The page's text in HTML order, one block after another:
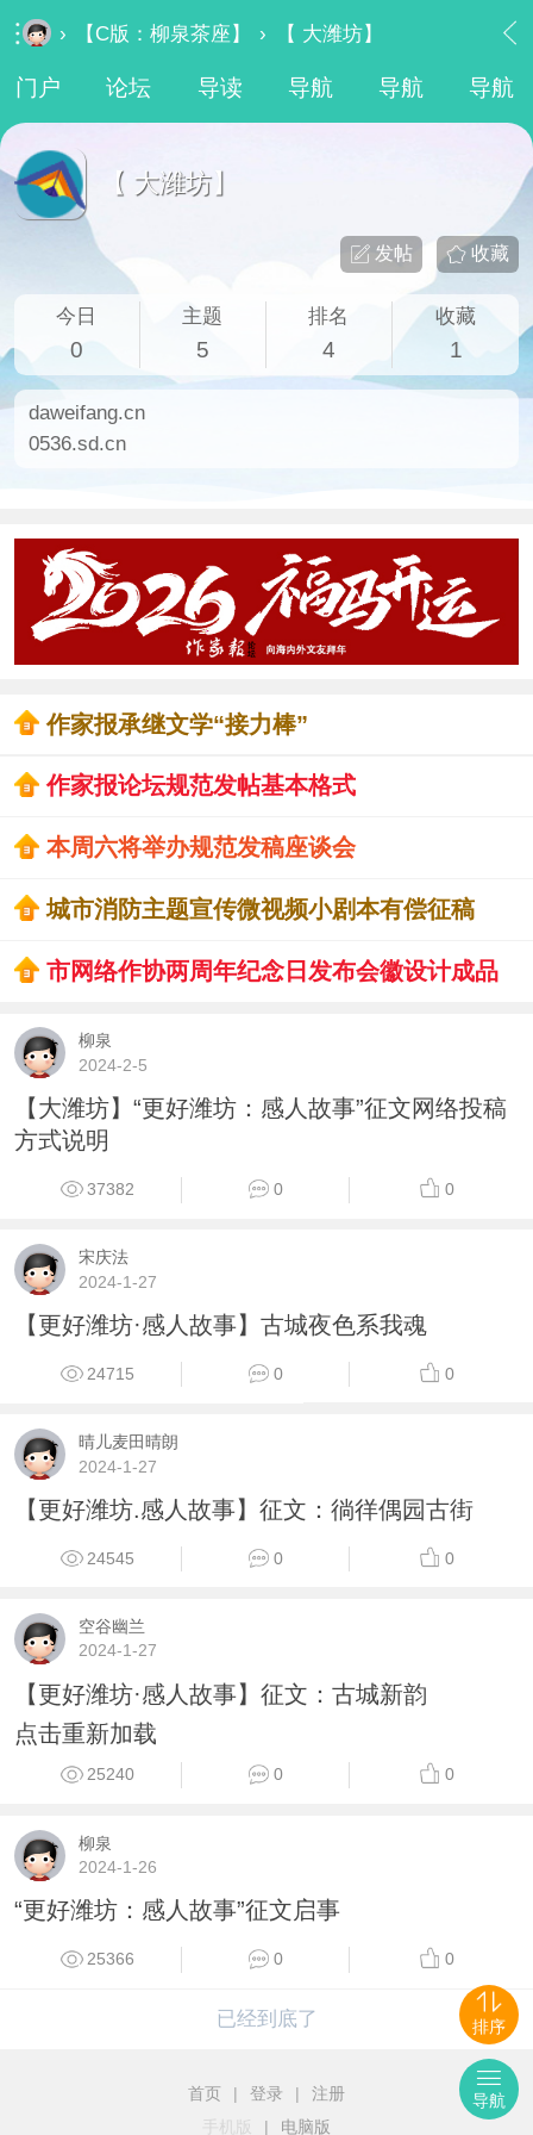
› 【C版：柳泉茶座】 › 【 大潍坊】
门户 论坛 导读 导航 导航 导航
【 大潍坊】
收藏
发帖
今日
0
主题
5
排名
4
收藏
1
daweifang.cn
0536.sd.cn
作家报承继文学“接力棒”
作家报论坛规范发帖基本格式
本周六将举办规范发稿座谈会
城市消防主题宣传微视频小剧本有偿征稿
市网络作协两周年纪念日发布会徽设计成品
柳泉
2024-2-5
【大潍坊】“更好潍坊：感人故事”征文网络投稿
方式说明
37382 0 0
宋庆法
2024-1-27
【更好潍坊·感人故事】古城夜色系我魂
24715 0 0
晴儿麦田晴朗
2024-1-27
【更好潍坊.感人故事】征文：徜徉偶园古街
24545 0 0
空谷幽兰
2024-1-27
【更好潍坊·感人故事】征文：古城新韵
点击重新加载
25240 0 0
柳泉
2024-1-26
“更好潍坊：感人故事”征文启事
25366 0 0
已经到底了
首页 | 登录 |
注册
手机版
| 电脑版
排序
导航